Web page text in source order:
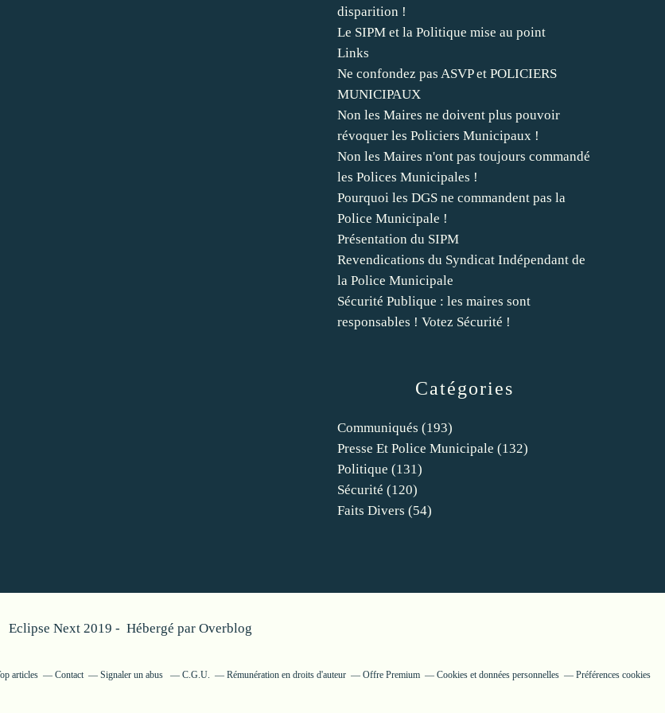
Catégories
Communiqués (193)
Presse Et Police Municipale (132)
Politique (131)
Sécurité (120)
Faits Divers (54)
disparition !
Le SIPM et la Politique mise au point
Links
Ne confondez pas ASVP et POLICIERS
MUNICIPAUX
Non les Maires ne doivent plus pouvoir
révoquer les Policiers Municipaux !
Non les Maires n'ont pas toujours commandé
les Polices Municipales !
Pourquoi les DGS ne commandent pas la
Police Municipale !
Présentation du SIPM
Revendications du Syndicat Indépendant de
la Police Municipale
Sécurité Publique : les maires sont
responsables ! Votez Sécurité !
Eclipse Next 2019 - Hébergé par Overblog
articles Contact Signaler un abus C.G.U. Rémunération en droits d'auteur Offre Premium Cookies et données personnelles Préférences cookies